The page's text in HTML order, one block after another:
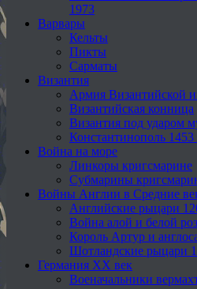
1973
Варвары
Кельты
Пикты
Сарматы
Византия
Армия Византийской
Византийская конница
Византия под ударом
Константинополь 1453
Война на море
Линкоры кригсмарине
Субмарины
Войны Англии в Средние
Английские рыцари
Война алой и белой
Король Артур и
Шотландские рыцари
Германия XX век
Военачальники